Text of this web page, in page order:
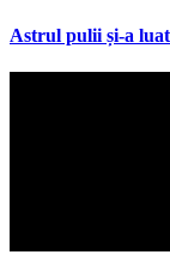
Astrul pulii și-a